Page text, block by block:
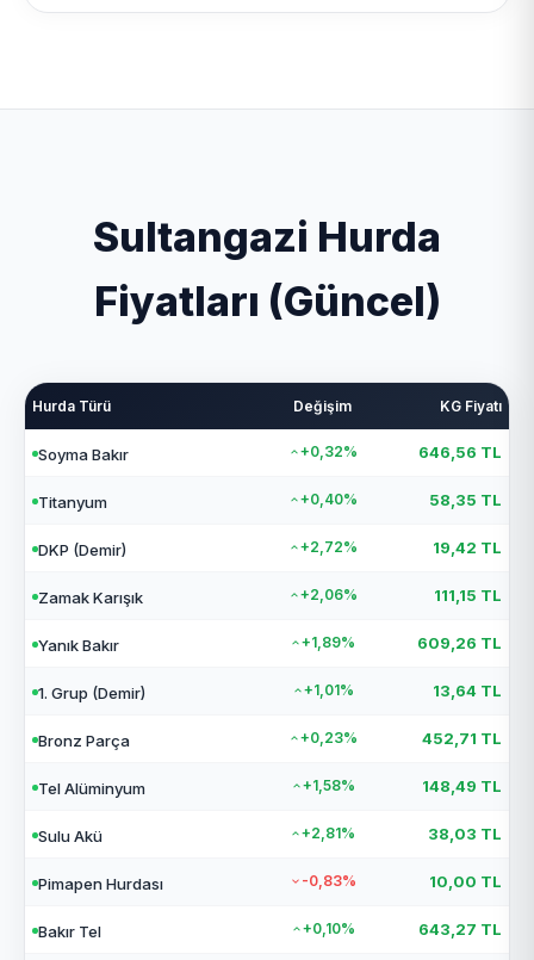
Sultangazi Hurda
Fiyatları (Güncel)
Hurda Türü Değişim KG Fiyatı
Soyma Bakır +0,32% 646,56 TL
Titanyum +0,40% 58,35 TL
DKP (Demir) +2,72% 19,42 TL
Zamak Karışık +2,06% 111,15 TL
Yanık Bakır +1,89% 609,26 TL
1. Grup (Demir) +1,01% 13,64 TL
Bronz Parça +0,23% 452,71 TL
Tel Alüminyum +1,58% 148,49 TL
Sulu Akü +2,81% 38,03 TL
Pimapen Hurdası -0,83% 10,00 TL
Bakır Tel +0,10% 643,27 TL